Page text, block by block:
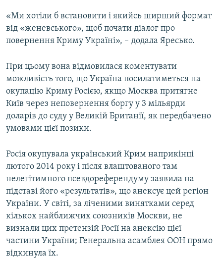
«Ми хотіли б встановити і якийсь ширший формат
від «женевського», щоб почати діалог про
повернення Криму Україні», – додала Яресько.
При цьому вона відмовилася коментувати
можливість того, що Україна посилатиметься на
окупацію Криму Росією, якщо Москва притягне
Київ через неповернення боргу у 3 мільярди
доларів до суду у Великій Британії, як передбачено
умовами цієї позики.
Росія окупувала український Крим наприкінці
лютого 2014 року і після влаштованого там
нелегітимного псевдореферендуму заявила на
підставі його «результатів», що анексує цей регіон
України. У світі, за ліченими винятками серед
кількох найближчих союзників Москви, не
визнали цих претензій Росії на анексію цієї
частини України; Генеральна асамблея ООН прямо
відкинула їх.